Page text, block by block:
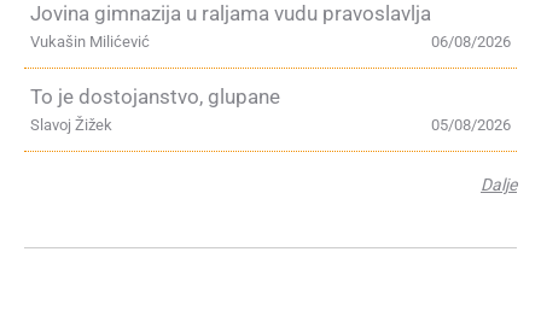
Jovina gimnazija u raljama vudu pravoslavlja
06/08/2026
Vukašin Milićević
To je dostojanstvo, glupane
05/08/2026
Slavoj Žižek
Dalje